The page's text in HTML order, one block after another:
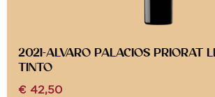
2021-ALVARO PALACIOS PRIORAT
TINTO
€ 42,50